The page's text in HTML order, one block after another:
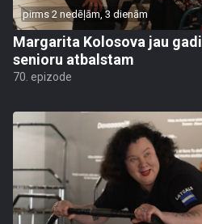
pirms 2 nedēļām, 3 dienām
Margarita Kolosova jau
senioru atbalstam
70. epizode